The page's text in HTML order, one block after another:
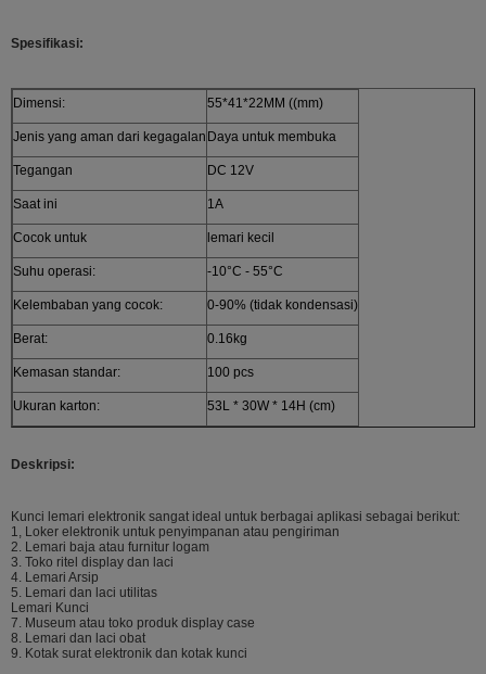
Spesifikasi:
Dimensi: 55*41*22MM ((mm)
Jenis yang aman dari kegagalan Daya untuk membuka
Tegangan DC 12V
Saat ini 1A
Cocok untuk lemari kecil
Suhu operasi: -10°C - 55°C
Kelembaban yang cocok: 0-90% (tidak kondensasi)
Berat: 0.16kg
Kemasan standar: 100 pcs
Ukuran karton: 53L * 30W * 14H (cm)
Deskripsi:
Kunci lemari elektronik sangat ideal untuk berbagai aplikasi sebagai berikut:
1, Loker elektronik untuk penyimpanan atau pengiriman
2. Lemari baja atau furnitur logam
3. Toko ritel display dan laci
4. Lemari Arsip
5. Lemari dan laci utilitas
Lemari Kunci
7. Museum atau toko produk display case
8. Lemari dan laci obat
9. Kotak surat elektronik dan kotak kunci